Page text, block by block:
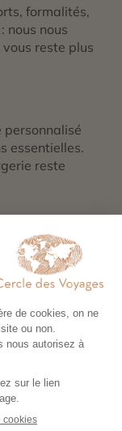
formalités,
nous nous
reste plus
essentielles.
reste